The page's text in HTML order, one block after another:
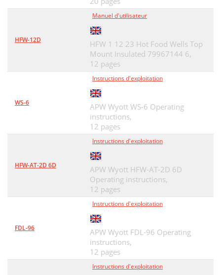
HFW-12D
Manuel d'utilisateur
HFW 1 12 23 Hot Food Wells Top
Mount Insulated 79967144 6,
12 pages
WS-6
Instructions d'exploitation
APW Wyott WS-6 Operating
instructions,
12 pages
HFW-AT-2D 6D
Instructions d'exploitation
APW Wyott HFW-AT-2D 6D
Operating instructions,
12 pages
FDL-96
Instructions d'exploitation
APW Wyott FDL-96 Operating
instructions,
12 pages
Instructions d'exploitation